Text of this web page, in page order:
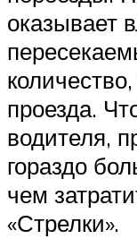
оказывает
проезда.
водителя,
гораздо
чем
«Стрелки».